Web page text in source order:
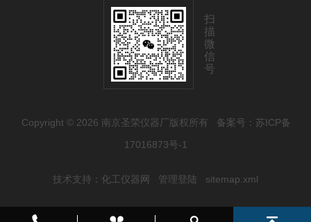
扫
描
微
信
号
Copyright © 2026 南京圣荣仪器厂版权所有 备案号：苏ICP备
17016873号-1
技术支持： 化工仪器网 管理登陆 sitemap.xml